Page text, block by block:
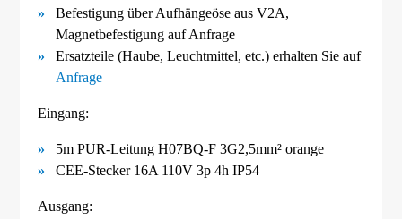
Befestigung über Aufhängeöse aus V2A,
Magnetbefestigung auf Anfrage
Ersatzteile (Haube, Leuchtmittel, etc.) erhalten Sie auf
Anfrage
Eingang:
5m PUR-Leitung H07BQ-F 3G2,5mm² orange
CEE-Stecker 16A 110V 3p 4h IP54
Ausgang: